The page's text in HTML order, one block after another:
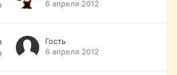
6 апреля 2012
Гость
6 апреля 2012